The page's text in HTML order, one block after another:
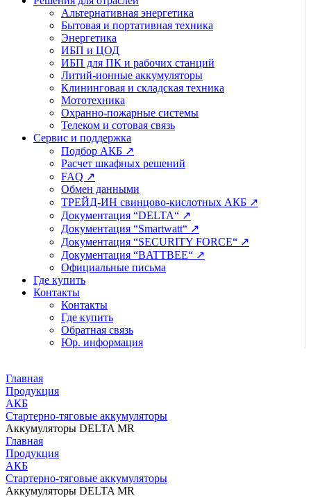
Альтернативная энергетика
Бытовая и портативная техника
Энергетика
ИБП и ЦОД
ИБП для ПК и рабочих станций
Литий-ионные аккумуляторы
Клининговая и складская техника
Мототехника
Охранно-пожарные системы
Телеком и сотовая связь
Сервис и поддержка
Подбор АКБ ↗
Расчет шкафных решений
FAQ ↗
Обмен данными
ТРЕЙД-ИН свинцово-кислотных АКБ ↗
Документация “DELTA“ ↗
Документация “Smartwatt“ ↗
Документация “SECURITY FORCE“ ↗
Документация “BATTBEE“ ↗
Официальные письма
Где купить
Контакты
Контакты
Где купить
Обратная связь
Юр. информация
Главная
Продукция
АКБ
Стартерно-тяговые аккумуляторы
Аккумуляторы DELTA MR
Главная
Продукция
АКБ
Стартерно-тяговые аккумуляторы
Аккумуляторы DELTA MR